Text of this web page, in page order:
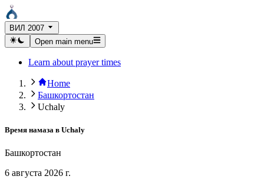
ВИЛ 2007
Open main menu
Learn about prayer times
Home
Башкортостан
Uchaly
Время намаза в Uchaly
Башкортостан
6 августа 2026 г.